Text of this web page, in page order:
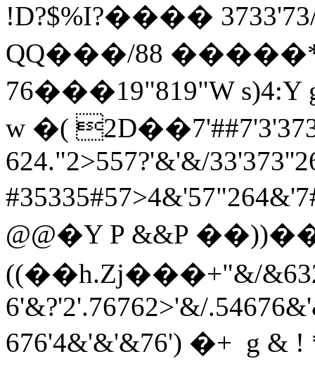
!D?$%I?����
QQ���/88
76���19"819"W
w �(
624."2>557?'&'&/
@@�Y P &&P
((��h.Zj���+"&/
6'&?'2'.76762>'&/
676'4&'&'&76') �+  g